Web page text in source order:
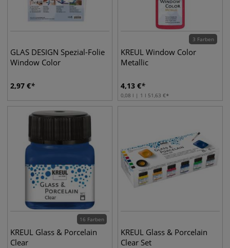
GLAS DESIGN Spezial-Folie
Window Color
2,97 €
3 Farben
KREUL Window Color
Metallic
4,13 €
0,08 l | 1 l 51,63 €
16 Farben
KREUL Glass & Porcelain
Clear
KREUL Glass & Porcelain
Clear Set